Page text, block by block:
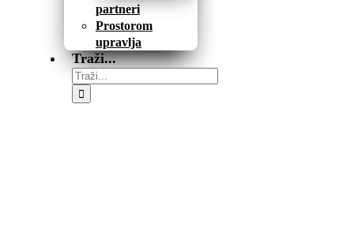
partneri
Prostorom
upravlja
Traži...